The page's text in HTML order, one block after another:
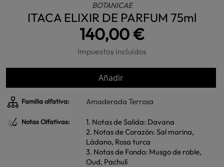
BOTANICAE
ITACA ELIXIR DE PARFUM 75ml
140,00 €
Impuestos incluidos
Añadir
Familia olfativa: Amaderada Terrosa
Notas Olfativas:
1. Notas de Salida: Davana
2. Notas de Corazón: Sal marina,
Ládano, Rosa turca
3. Notas de Fondo: Musgo de roble,
Oud, Pachulí